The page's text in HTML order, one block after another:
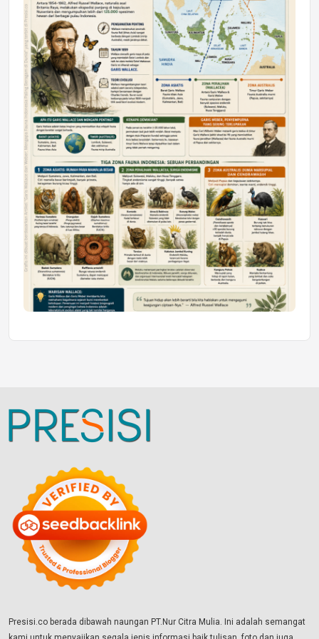
DAERAH
Astra Motor Kalimantan Timur 2 Dukung
Mahasiswa Samarinda dalam Astra
Honda SDGs Future Leaders 2026
Jumat, 10 Jul 2026 19:01
Presisi.co berada dibawah naungan PT.Nur Citra Mulia. Ini adalah semangat